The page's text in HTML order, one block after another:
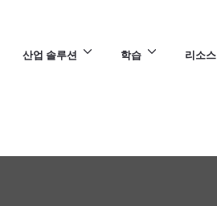
산업 솔루션 학습 리소스